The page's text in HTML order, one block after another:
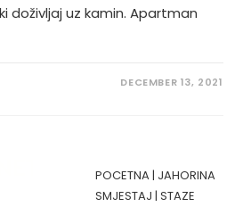
doživljaj uz kamin. Apartman
DECEMBER 13, 2021
POCETNA| JAHORINA
SMJESTAJ |STAZE